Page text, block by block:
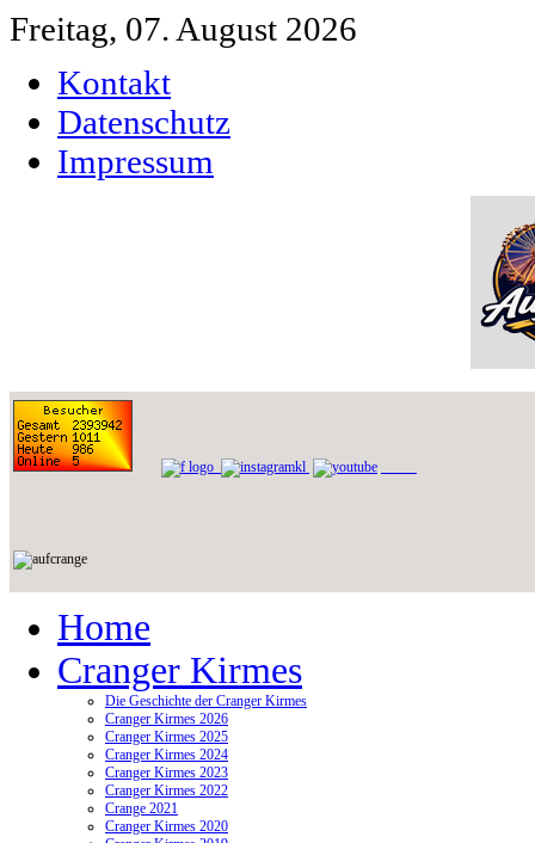
Freitag, 07. August 2026
Kontakt
Datenschutz
Impressum
Home
Cranger Kirmes
Die Geschichte der Cranger Kirmes
Cranger Kirmes 2026
Cranger Kirmes 2025
Cranger Kirmes 2024
Cranger Kirmes 2023
Cranger Kirmes 2022
Crange 2021
Cranger Kirmes 2020